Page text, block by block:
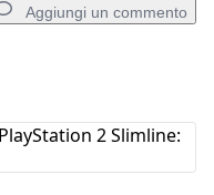
Aggiungi un commento